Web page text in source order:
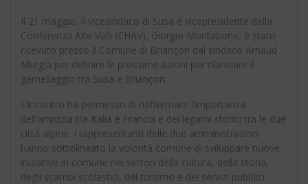
Il 21 maggio, il vicesindaco di Susa e vicepresidente della
Conferenza Alte Valli (CHAV), Giorgio Montabone, è stato
ricevuto presso il Comune di Briançon dal sindaco Arnaud
Murgia per definire le prossime azioni per rilanciare il
gemellaggio tra Susa e Briançon.
L’incontro ha permesso di riaffermare l’importanza
dell’amicizia tra Italia e Francia e dei legami storici tra le due
città alpine. I rappresentanti delle due amministrazioni
hanno sottolineato la volontà comune di sviluppare nuove
iniziative in comune nei settori della cultura, della storia,
degli scambi scolastici, del turismo e dei servizi pubblici.